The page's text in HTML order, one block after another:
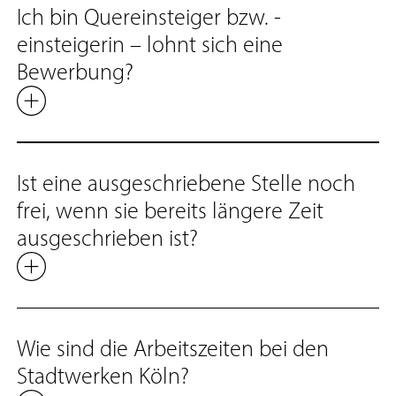
Ich bin Quereinsteiger bzw. -
einsteigerin – lohnt sich eine
Bewerbung?
Ist eine ausgeschrie­bene Stelle noch
frei, wenn sie bereits längere Zeit
ausgeschrieben ist?
Wie sind die Arbeitszeiten bei den
Stadtwerken Köln?